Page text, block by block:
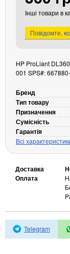
Кабелі та роз'єми
Аксесуари
Павербанки
Аксесуари для
Акумулятори
Зовнішні блоки
Периферійні
Монітори
Клавіатури, миші,
Автоматичні
Інші товари в
Повідомте,
HP ProLiant
001 SPS#:
Бренд
Тип товару
Призначення
Сумісність
Гарантія
Всі
Доставка
Оплата
Telegram